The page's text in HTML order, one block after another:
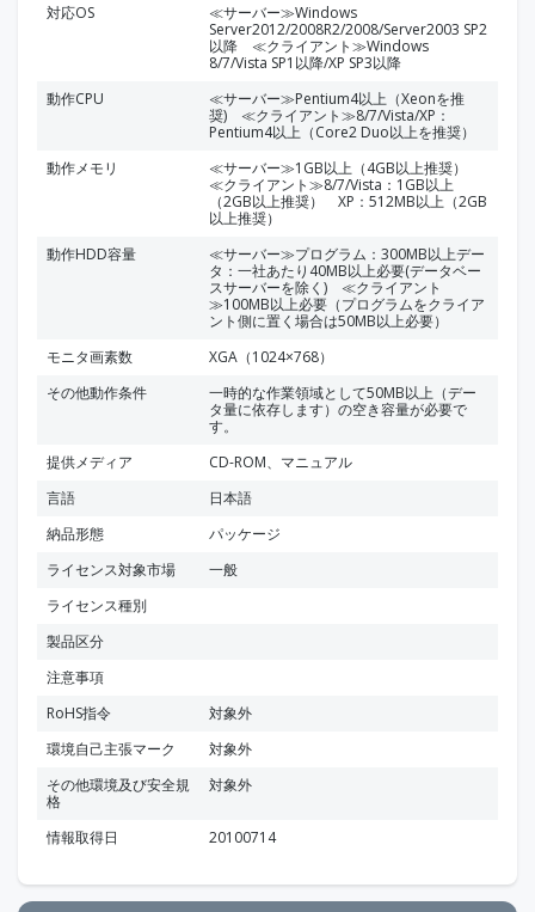
対応OS
≪サーバー≫Windows
Server2012/2008R2/2008/Server2003 SP2
以降 ≪クライアント≫Windows
8/7/Vista SP1以降/XP SP3以降
動作CPU
≪サーバー≫Pentium4以上（Xeonを推
奨) ≪クライアント≫8/7/Vista/XP：
Pentium4以上（Core2 Duo以上を推奨）
動作メモリ
≪サーバー≫1GB以上（4GB以上推奨）
≪クライアント≫8/7/Vista：1GB以上
（2GB以上推奨） XP：512MB以上（2GB
以上推奨）
動作HDD容量
≪サーバー≫プログラム：300MB以上デー
タ：一社あたり40MB以上必要(データベー
スサーバーを除く) ≪クライアント
≫100MB以上必要（プログラムをクライア
ント側に置く場合は50MB以上必要）
モニタ画素数
XGA（1024×768）
その他動作条件
一時的な作業領域として50MB以上（デー
タ量に依存します）の空き容量が必要で
す。
提供メディア
CD-ROM、マニュアル
言語
日本語
納品形態
パッケージ
ライセンス対象市場
一般
ライセンス種別
製品区分
注意事項
RoHS指令
対象外
環境自己主張マーク
対象外
その他環境及び安全規
格
対象外
情報取得日 20100714